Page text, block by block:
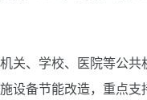
关、学校、医院等公共
设备节能改造，重点